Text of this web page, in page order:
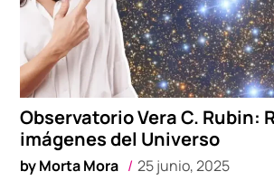
Observatorio Vera C. Rubin:
imágenes del Universo
byMorta Mora 25 junio, 2025